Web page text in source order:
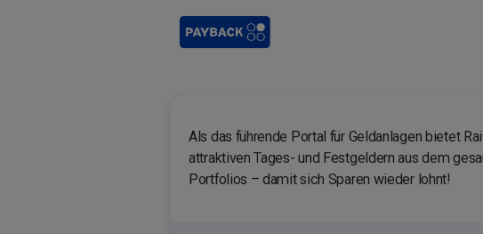
Als das führende Portal für Geldanlagen bietet
attraktiven Tages- und Festgeldern aus dem
Portfolios – damit sich Sparen wieder lohnt!